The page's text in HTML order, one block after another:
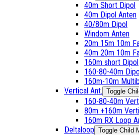
40m Short Dipol
40m Dipol Anten
40/80m Dipol
Windom Anten
20m 15m 10m
40m 20m 10m
160m short Dipol
160-80-40m
160m-10m
Vertical Ant. Toggle
160-80-40m
80m +160m
160m RX Loop
Deltaloop Toggle Child